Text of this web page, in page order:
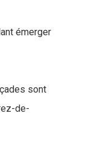
émerger
sont
de-